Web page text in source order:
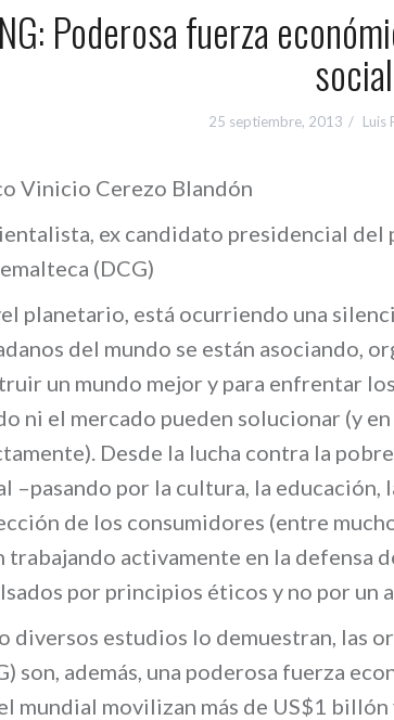
Poderosa fuerza
social
25 septiembre, 2013 Luis
Vinicio Cerezo Blandón
ex candidato presidencial
(DCG)
planetario, está ocurriendo una
del mundo se están asociando,
un mundo mejor y para enfrentar
ni el mercado pueden solucionar (y
Desde la lucha contra la
–pasando por la cultura, la educación,
de los consumidores (entre
trabajando activamente en la defensa
por principios éticos y no por un
diversos estudios lo demuestran, las
son, además, una poderosa fuerza
mundial movilizan más de US$1